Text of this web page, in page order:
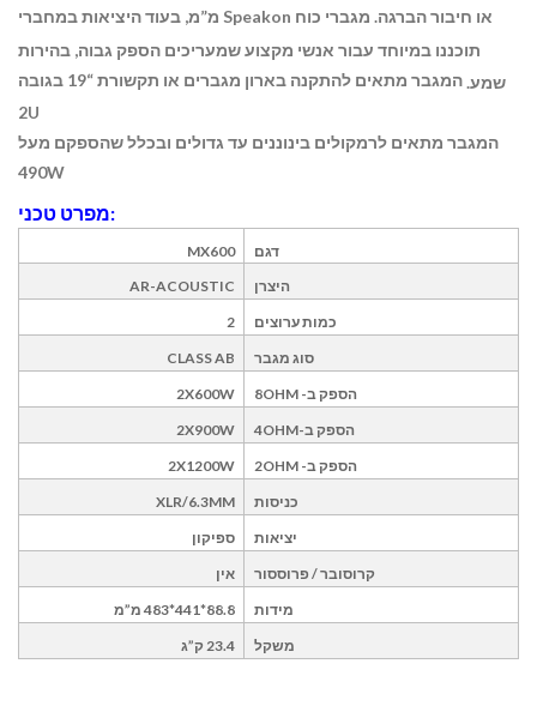
מ”מ, בעוד היציאות במחברי Speakon או חיבור הברגה. מגברי כוח
תוכננו במיוחד עבור אנשי מקצוע שמעריכים הספק גבוה, בהירות
שמע.
המגבר מתאים להתקנה בארון מגברים או תקשורת “19 בגובה
2U
המגבר מתאים לרמקולים בינוננים עד גדולים ובכלל שהספקם מעל
490W
מפרט טכני:
דגם
MX600
היצרן
AR-ACOUSTIC
כמות ערוצים
2
סוג מגבר
CLASS AB
הספק ב-8OHM
2X600W
הספק ב-OHM
4
2X900W
הספק ב-OHM
2
2X1200W
כניסות
XLR/6.3MM
יציאות
ספיקון
קרוסובר / פרוססור
אין
מידות
88.8*441*483 מ”מ
משקל
23.4 ק”ג